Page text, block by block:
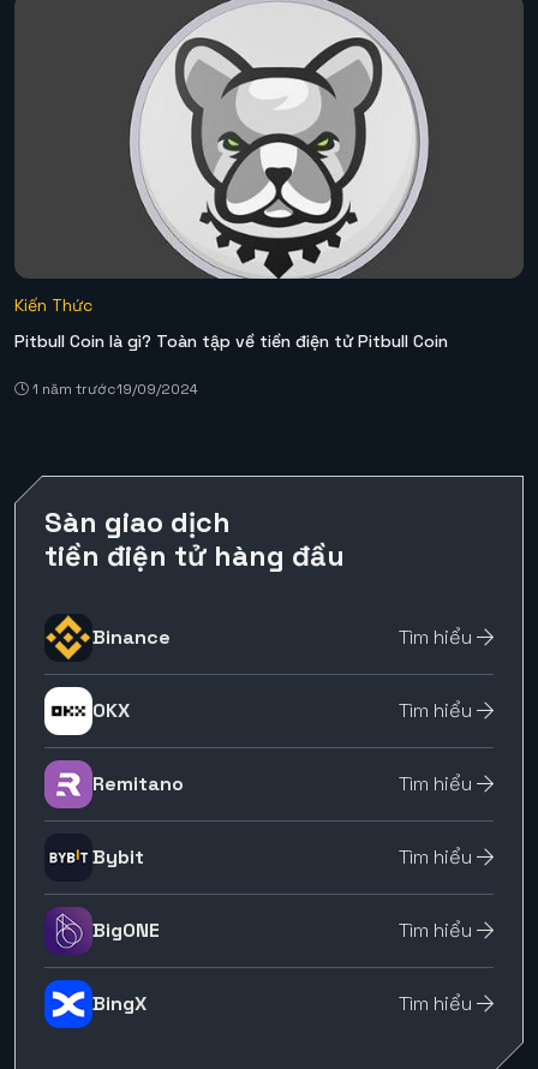
Kiến Thức
Pitbull Coin là gì? Toàn tập về tiền điện tử Pitbull Coin
1 năm trước19/09/2024
Sàn giao dịch
tiền điện tử hàng đầu
Binance Tìm hiểu
OKX Tìm hiểu
Remitano Tìm hiểu
Bybit Tìm hiểu
BigONE Tìm hiểu
BingX Tìm hiểu